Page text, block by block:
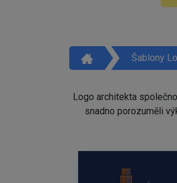
Šablony
Logo architekta
snadno porozuměli